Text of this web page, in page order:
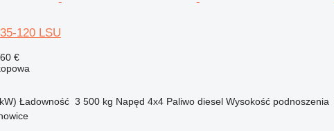
120 LSU
€
Ładowność 3 500 kg Napęd 4x4 Paliwo diesel Wysokość podnoszenia